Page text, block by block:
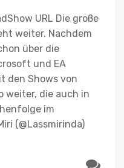
URL Die große
weiter. Nachdem
über die
und EA
den Shows von
weiter, die auch in
im
(@Lassmirinda)